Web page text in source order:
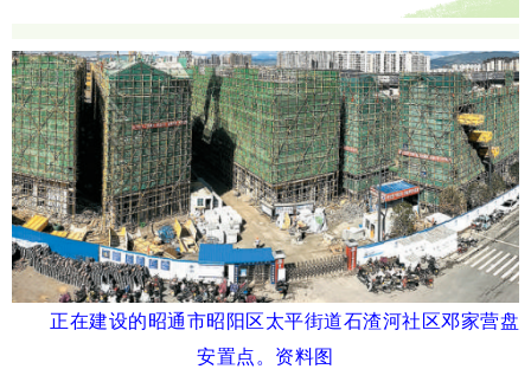
正在建设的昭通市昭阳区太平街道石渣河社区邓家营盘
安置点。 资料图